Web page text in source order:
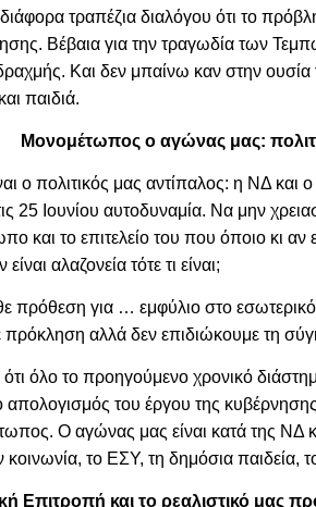
τραπέζια διαλόγου ότι το
Βέβαια για την τραγωδία των
Και δεν μπαίνω καν στην
παιδιά.
Μονομέτωπος ο αγώνας μας:
ο πολιτικός μας αντίπαλος: η ΝΔ και
25 Ιουνίου αυτοδυναμία. Να μην
και το επιτελείο του που όποιο κι
αλαζονεία τότε τι είναι;
πρόθεση για … εμφύλιο στο
πρόκληση αλλά δεν επιδιώκουμε τη
ότι όλο το προηγούμενο χρονικό
του έργου της
Ο αγώνας μας είναι κατά της ΝΔ
κοινωνία, το ΕΣΥ, τη δημόσια παιδεία,
Επιτροπή και το ρεαλιστικό μας